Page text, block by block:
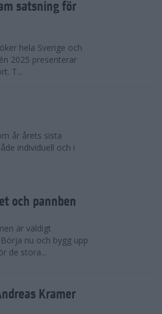
satsning för
hela Sverige och
2025 presenterar
T...
år årets sista
individuell och i
och pannben
är väldigt
nu och bygg upp
de stora...
Kramer